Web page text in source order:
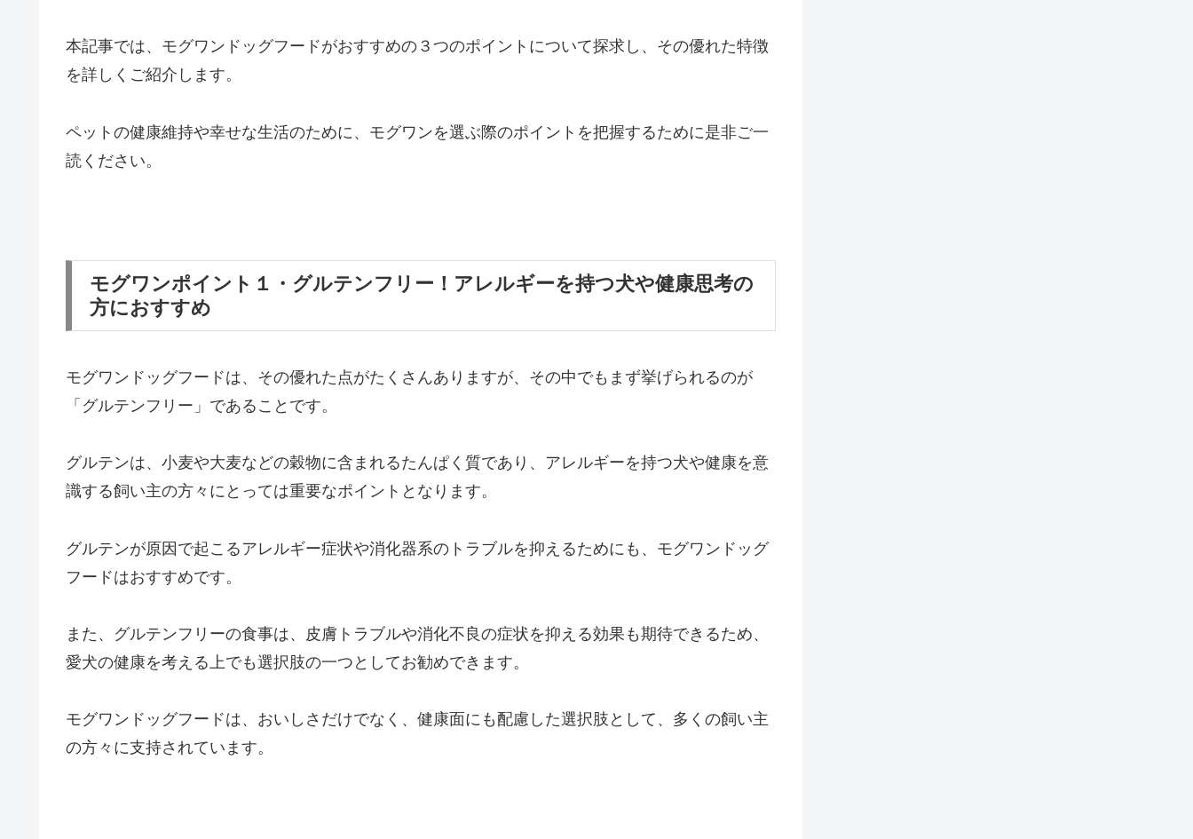
本記事では、モグワンドッグフードがおすすめの３つのポイントについて探求し、その優れた特徴
を詳しくご紹介します。
ペットの健康維持や幸せな生活のために、モグワンを選ぶ際のポイントを把握するために是非ご一
読ください。
モグワンポイント１・グルテンフリー！アレルギーを持つ犬や健康思考の
方におすすめ
モグワンドッグフードは、その優れた点がたくさんありますが、その中でもまず挙げられるのが
「グルテンフリー」であることです。
グルテンは、小麦や大麦などの穀物に含まれるたんぱく質であり、アレルギーを持つ犬や健康を意
識する飼い主の方々にとっては重要なポイントとなります。
グルテンが原因で起こるアレルギー症状や消化器系のトラブルを抑えるためにも、モグワンドッグ
フードはおすすめです。
また、グルテンフリーの食事は、皮膚トラブルや消化不良の症状を抑える効果も期待できるため、
愛犬の健康を考える上でも選択肢の一つとしてお勧めできます。
モグワンドッグフードは、おいしさだけでなく、健康面にも配慮した選択肢として、多くの飼い主
の方々に支持されています。